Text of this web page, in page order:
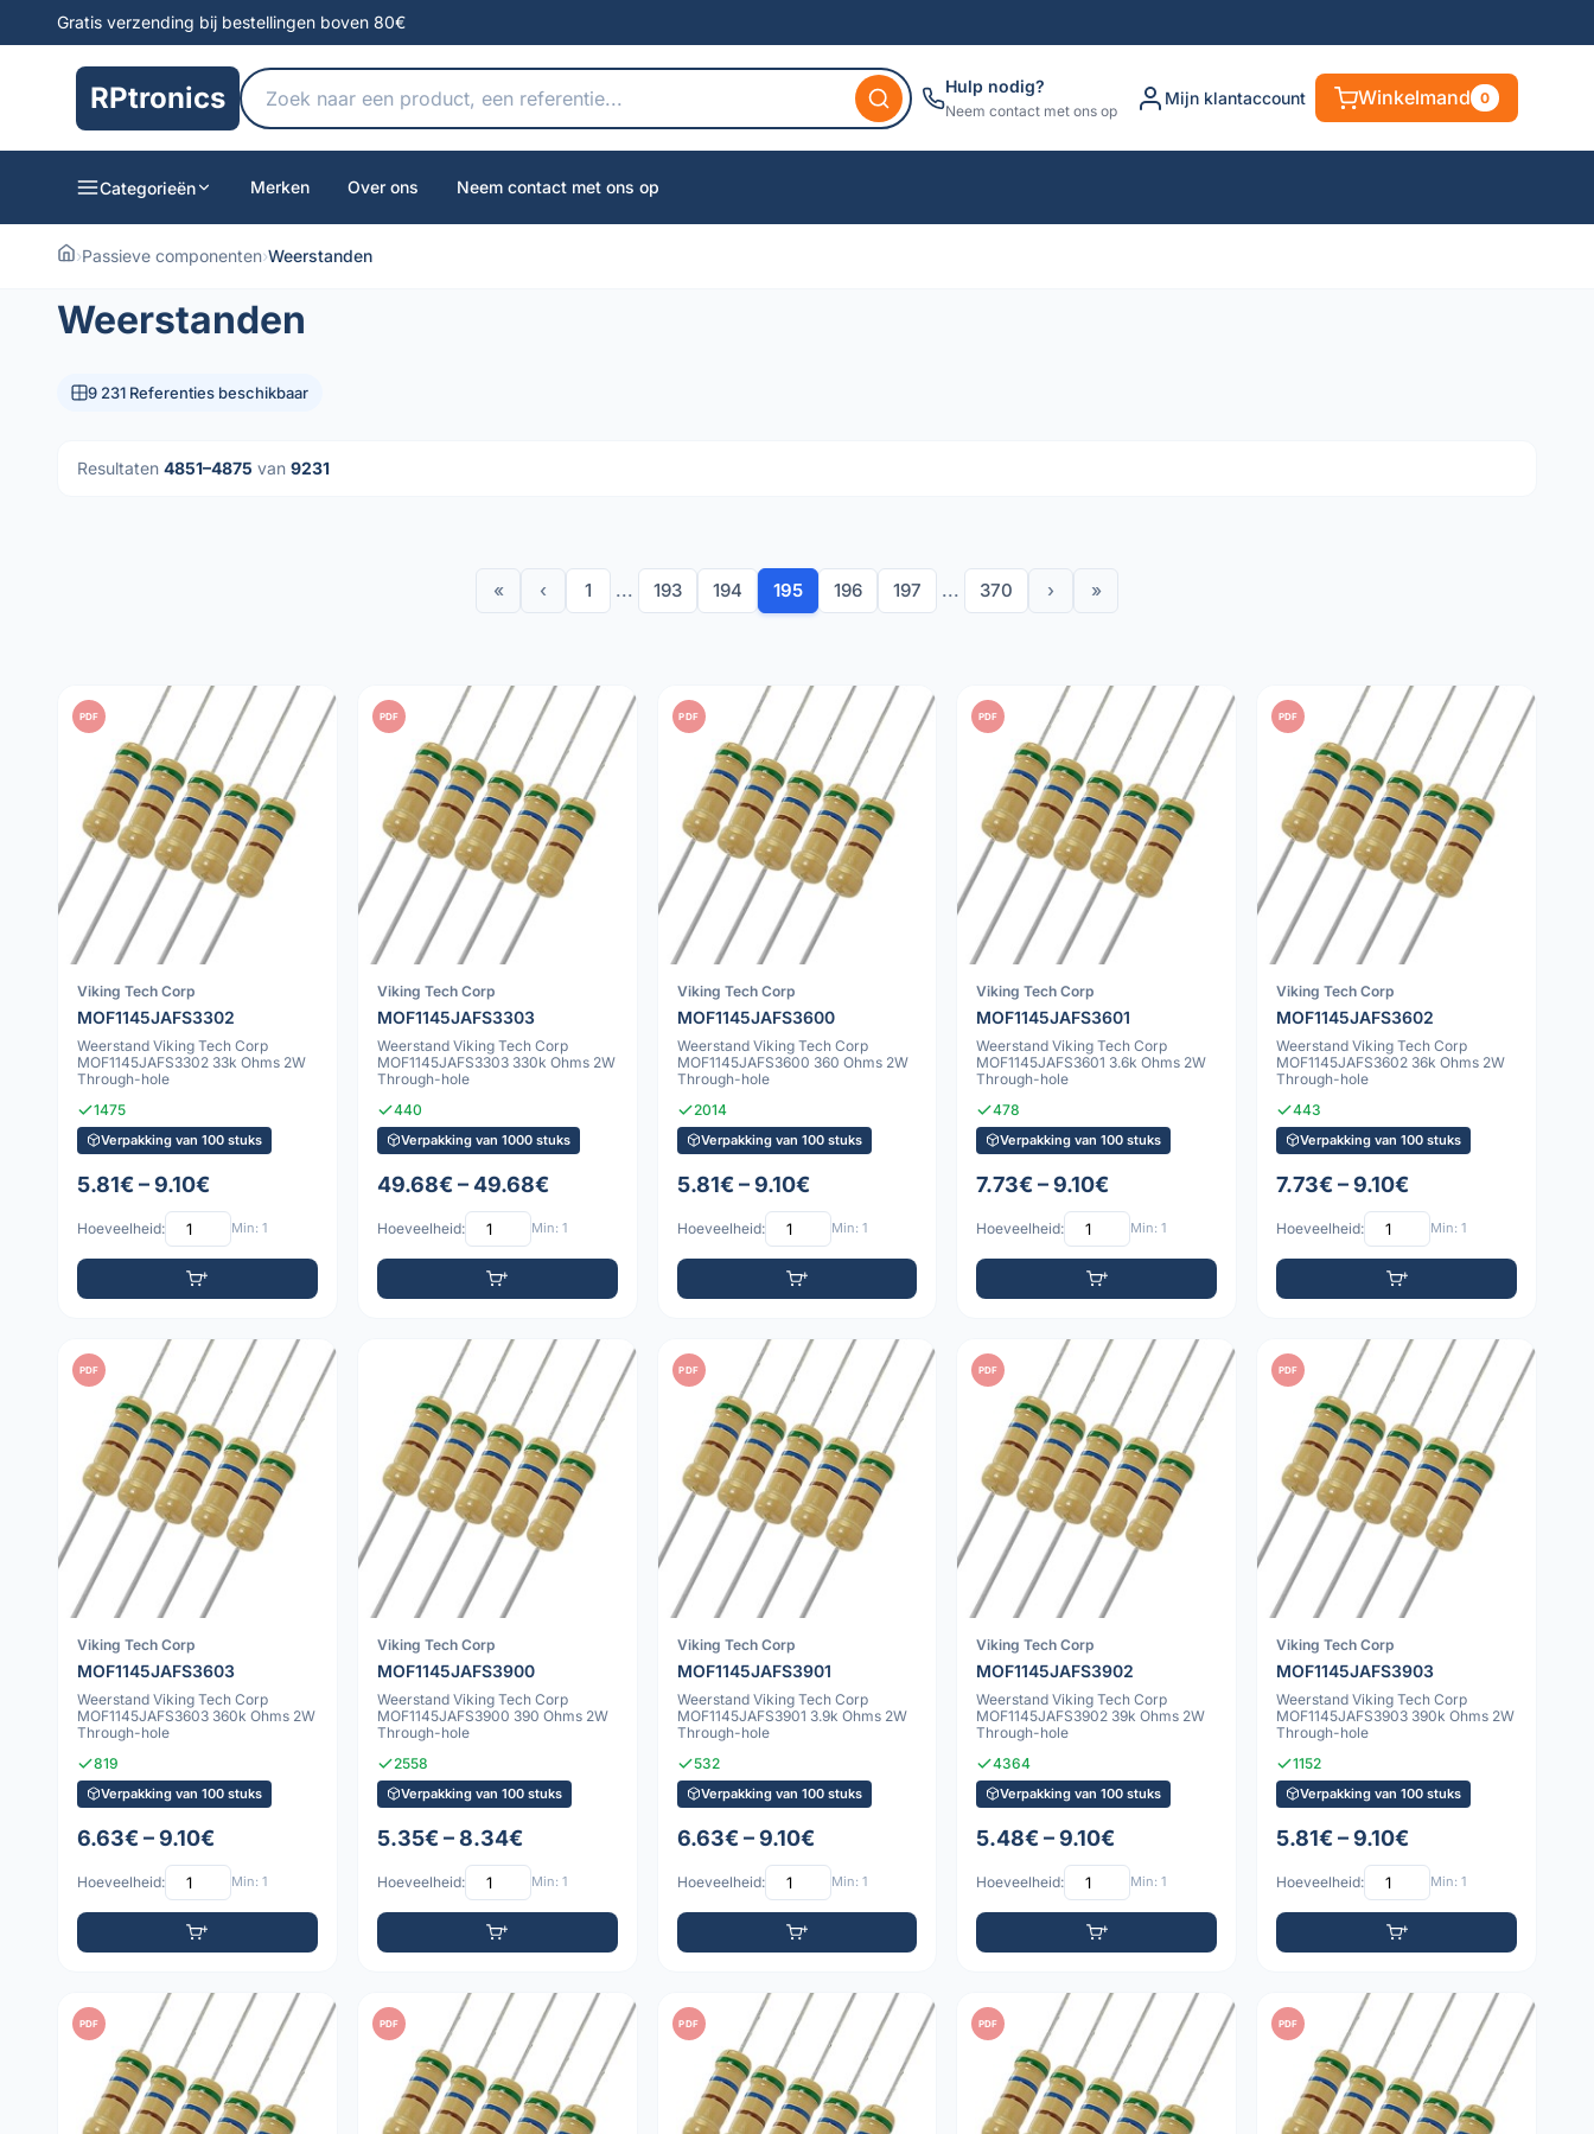
Gratis verzending bij bestellingen boven 80€
RPtronics Hulp nodig?
Neem contact met ons op
Mijn klantaccount Winkelmand 0
Categorieën Merken Over ons Neem contact met ons op
›Passieve componenten›Weerstanden
Weerstanden
9 231 Referenties beschikbaar
Resultaten 4851–4875 van 9231
« ‹ 1 ... 193 194 195 196 197 ... 370 › »
PDF
Viking Tech Corp
MOF1145JAFS3302
Weerstand Viking Tech Corp
MOF1145JAFS3302 33k Ohms 2W
Through-hole
1475
Verpakking van 100 stuks
5.81€ – 9.10€
Hoeveelheid: Min: 1
PDF
Viking Tech Corp
MOF1145JAFS3303
Weerstand Viking Tech Corp
MOF1145JAFS3303 330k Ohms 2W
Through-hole
440
Verpakking van 1000 stuks
49.68€ – 49.68€
Hoeveelheid: Min: 1
PDF
Viking Tech Corp
MOF1145JAFS3600
Weerstand Viking Tech Corp
MOF1145JAFS3600 360 Ohms 2W
Through-hole
2014
Verpakking van 100 stuks
5.81€ – 9.10€
Hoeveelheid: Min: 1
PDF
Viking Tech Corp
MOF1145JAFS3601
Weerstand Viking Tech Corp
MOF1145JAFS3601 3.6k Ohms 2W
Through-hole
478
Verpakking van 100 stuks
7.73€ – 9.10€
Hoeveelheid: Min: 1
PDF
Viking Tech Corp
MOF1145JAFS3602
Weerstand Viking Tech Corp
MOF1145JAFS3602 36k Ohms 2W
Through-hole
443
Verpakking van 100 stuks
7.73€ – 9.10€
Hoeveelheid: Min: 1
PDF
Viking Tech Corp
MOF1145JAFS3603
Weerstand Viking Tech Corp
MOF1145JAFS3603 360k Ohms 2W
Through-hole
819
Verpakking van 100 stuks
6.63€ – 9.10€
Hoeveelheid: Min: 1
Viking Tech Corp
MOF1145JAFS3900
Weerstand Viking Tech Corp
MOF1145JAFS3900 390 Ohms 2W
Through-hole
2558
Verpakking van 100 stuks
5.35€ – 8.34€
Hoeveelheid: Min: 1
PDF
Viking Tech Corp
MOF1145JAFS3901
Weerstand Viking Tech Corp
MOF1145JAFS3901 3.9k Ohms 2W
Through-hole
532
Verpakking van 100 stuks
6.63€ – 9.10€
Hoeveelheid: Min: 1
PDF
Viking Tech Corp
MOF1145JAFS3902
Weerstand Viking Tech Corp
MOF1145JAFS3902 39k Ohms 2W
Through-hole
4364
Verpakking van 100 stuks
5.48€ – 9.10€
Hoeveelheid: Min: 1
PDF
Viking Tech Corp
MOF1145JAFS3903
Weerstand Viking Tech Corp
MOF1145JAFS3903 390k Ohms 2W
Through-hole
1152
Verpakking van 100 stuks
5.81€ – 9.10€
Hoeveelheid: Min: 1
PDF PDF PDF PDF PDF